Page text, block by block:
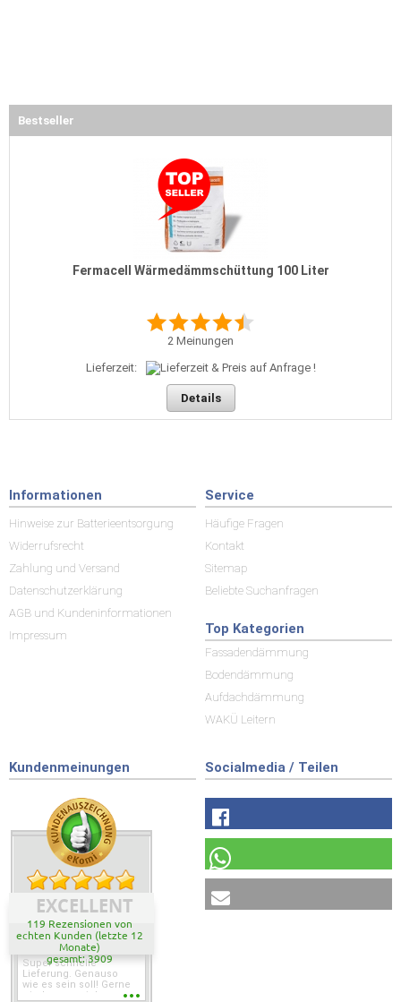
Bestseller
Fermacell Wärmedämmschüttung 100 Liter
2 Meinungen
Lieferzeit:
Details
Informationen
Hinweise zur Batterieentsorgung
Widerrufsrecht
Zahlung und Versand
Datenschutzerklärung
AGB und Kundeninformationen
Impressum
Service
Häufige Fragen
Kontakt
Sitemap
Beliebte Suchanfragen
Top Kategorien
Fassadendämmung
Bodendämmung
Aufdachdämmung
WAKÜ Leitern
Kundenmeinungen
EXCELLENT
119 Rezensionen von
echten Kunden (letzte 12
Monate)
gesamt: 3909
Super schnelle
Lieferung. Genauso
wie es sein soll! Gerne
wieder wenn ich was
Socialmedia / Teilen